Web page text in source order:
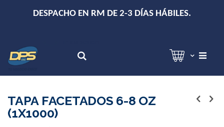
DESPACHO EN RM DE 2-3 DÍAS HÁBILES.
to
the
end
to
the
beginning
TAPA FACETADOS 6-8 OZ
(1X1000)